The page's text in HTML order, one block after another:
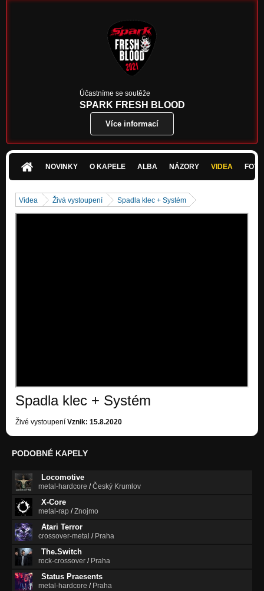
War Game
Nezařazeno
Nezařazeno
Účastníme se soutěže
SPARK FRESH BLOOD
Více informací
NOVINKY O KAPELE ALBA NÁZORY VIDEA
Videa Živá vystoupení Spadla klec + Systém
Spadla klec + Systém
Živé vystoupení Vznik: 15.8.2020
PODOBNÉ KAPELY
Locomotive
metal-hardcore /Český Krumlov
X-Core
metal-rap /Znojmo
Atari Terror
crossover-metal / Praha
The.Switch
rock-crossover / Praha
Status Praesents
metal-hardcore / Praha